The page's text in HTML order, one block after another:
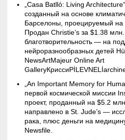
„Casa Batlló: Living
созданный на основе
Барселоны, проецируемый на
Продан Christie’s за $1.38
благотворительность — на
нейроразнообразных детей
NewsArtMajeur Online Art
„An Important Memory for
первой космической миссии
проект, проданный на $5.2
направлено в St. Jude’s —
рака, плюс деньги на
Newsfile.